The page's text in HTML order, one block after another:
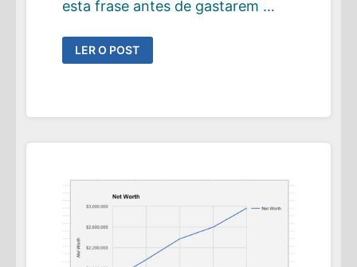
esta frase antes de gastarem …
TIME
IS
MONEY.
LER O POST